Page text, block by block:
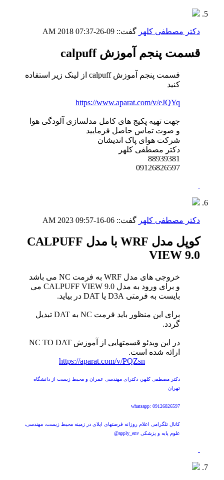
دکتر مصطفی کلهر گفت:: 09-26-2018
07:37 AM
قسمت پنجم آموزش calpuff
قسمت پنجم آموزش calpuff از لینک زیر استفاده
کنید
https://www.aparat.com/v/eJQYq
جهت تهیه پکیج های کامل مدلسازی آلودگی هوا
و صوت تماس حاصل فرمایید
شرکت هوای پاک اندیشان
دکتر مصطفی کلهر
88939381
09126826597
دکتر مصطفی کلهر گفت:: 06-16-2023
09:57 AM
کوپل مدل WRF با مدل CALPUFF
VIEW 9.0
خروجی های مدل WRF به فرمت NC می باشد
و برای ورود به مدل CALPUFF VIEW 9.0 می
بایست به فرمتی D3A یا DAT در بیاید.
برای این منظور باید فرمت NC به DAT تبدیل
گردد.
در این ویدئو قسمتهایی از آموزش NC TO DAT
ارائه شده است.
https://aparat.com/v/PQZsn
دکتر مصطفی کلهر، دکترای مهندسی عمران و محیط زیست از دانشگاه
تهران
whatsapp: 09126826597
کانال تلگرامی اعلام روزانه فرصتهای اپلای در زمینه محیط زیست، مهندسی،
علوم پایه و پزشکی apply_env@